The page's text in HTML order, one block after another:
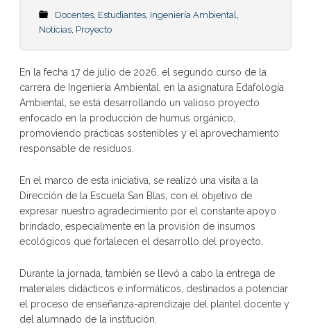
Docentes, Estudiantes, Ingeniería Ambiental,
Noticias, Proyecto
En la fecha 17 de julio de 2026, el segundo curso de la
carrera de Ingeniería Ambiental, en la asignatura Edafología
Ambiental, se está desarrollando un valioso proyecto
enfocado en la producción de humus orgánico,
promoviendo prácticas sostenibles y el aprovechamiento
responsable de residuos.
En el marco de esta iniciativa, se realizó una visita a la
Dirección de la Escuela San Blas, con el objetivo de
expresar nuestro agradecimiento por el constante apoyo
brindado, especialmente en la provisión de insumos
ecológicos que fortalecen el desarrollo del proyecto.
Durante la jornada, también se llevó a cabo la entrega de
materiales didácticos e informáticos, destinados a potenciar
el proceso de enseñanza-aprendizaje del plantel docente y
del alumnado de la institución.